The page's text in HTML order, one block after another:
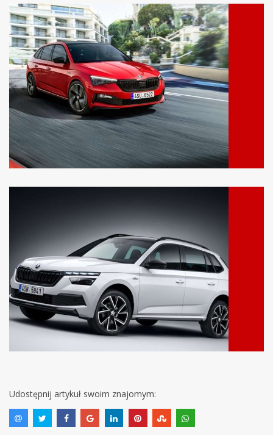
Udostępnij artykuł swoim znajomym: